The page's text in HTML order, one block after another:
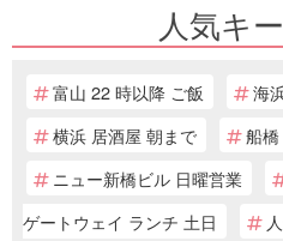
人気キ
富山 22 時以降 ご飯
海
横浜 居酒屋 朝まで
船
ニュー新橋ビル 日曜営業
ゲートウェイ ランチ 土日